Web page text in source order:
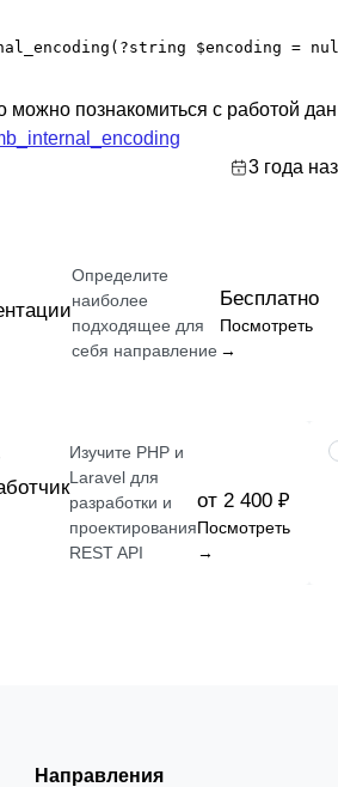
$encoding =
можно познакомиться с работой
3 года
Определите
наиболее
подходящее для
себя направление
Бесплатно
Посмотреть
→
Изучите PHP и
Laravel для
разработки и
проектирования
REST API
от 2 400 ₽
Посмотреть
→
Направления